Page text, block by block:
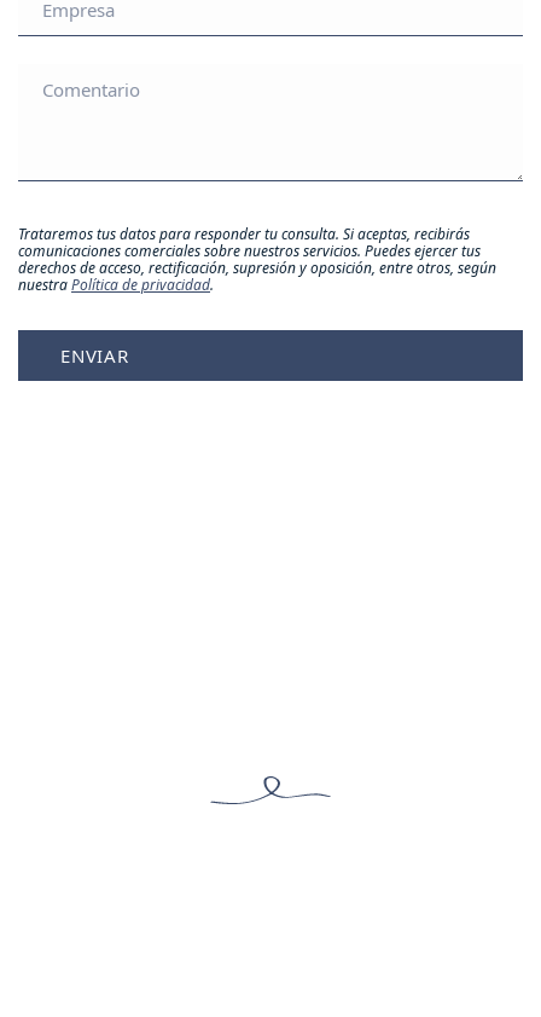
Trataremos tus datos para responder tu consulta. Si aceptas, recibirás
comunicaciones comerciales sobre nuestros servicios. Puedes ejercer tus
derechos de acceso, rectificación, supresión y oposición, entre otros, según
nuestraPolítica de privacidad.
ENVIAR